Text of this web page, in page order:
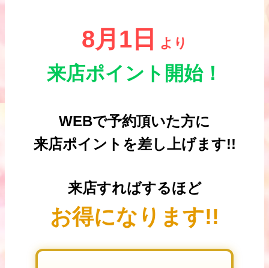
8月1日 より
来店ポイント開始！
WEBで予約頂いた方に
来店ポイントを差し上げます!!
来店すればするほど
お得になります!!